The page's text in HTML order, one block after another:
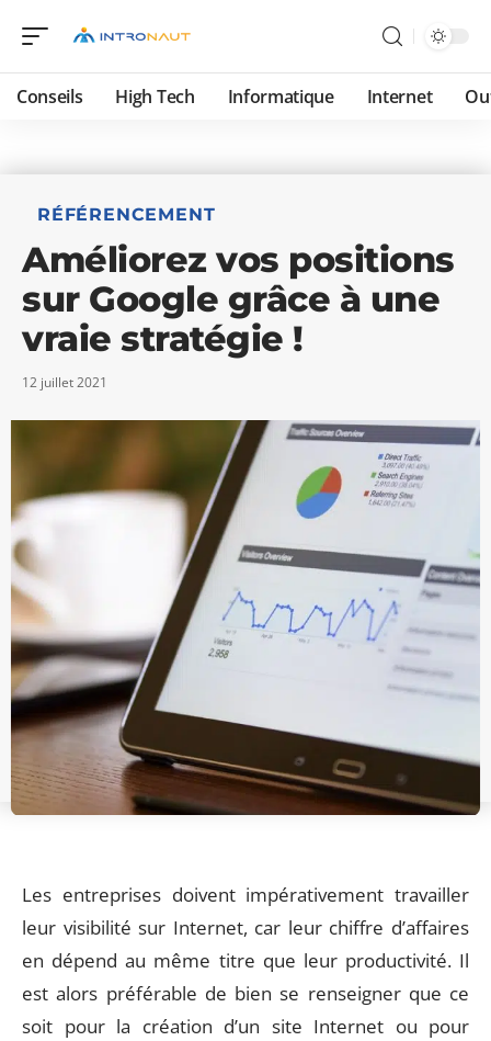
Conseils High Tech Informatique Internet
RÉFÉRENCEMENT
Améliorez vos positions
sur Google grâce à une
vraie stratégie !
12 juillet 2021
Les entreprises doivent impérativement travailler
leur visibilité sur Internet, car leur chiffre d’affaires
en dépend au même titre que leur productivité. Il
est alors préférable de bien se renseigner que ce
soit pour la création d’un site Internet ou pour